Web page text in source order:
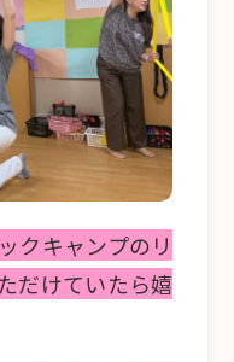
クキャンプのリ
だけていたら嬉